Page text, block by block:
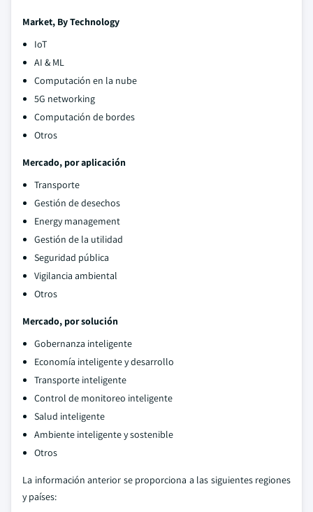
Market, By Technology
IoT
AI & ML
Computación en la nube
5G networking
Computación de bordes
Otros
Mercado, por aplicación
Transporte
Gestión de desechos
Energy management
Gestión de la utilidad
Seguridad pública
Vigilancia ambiental
Otros
Mercado, por solución
Gobernanza inteligente
Economía inteligente y desarrollo
Transporte inteligente
Control de monitoreo inteligente
Salud inteligente
Ambiente inteligente y sostenible
Otros
La información anterior se proporciona a las siguientes regiones
y países: